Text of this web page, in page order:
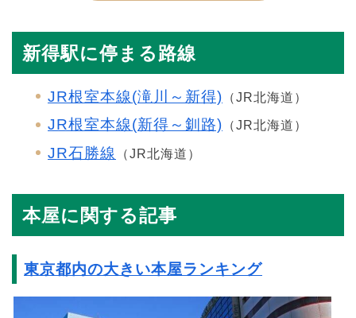
新得駅に停まる路線
JR根室本線(滝川～新得) （JR北海道）
JR根室本線(新得～釧路) （JR北海道）
JR石勝線 （JR北海道）
本屋に関する記事
東京都内の大きい本屋ランキング